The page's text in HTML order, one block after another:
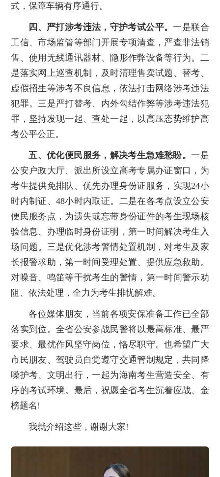
式，保障车辆有序通行。
四、严打涉考违法，守护考试公平。一是联合
工信、市场监管等部门开展专项清查，严查非法销
售、使用无线通讯器材、隐形作弊设备等行为。二
是落实网上巡查机制，及时清理售卖试题、替考、
虚假招生等涉考不良信息，依法打击网络涉考违法
犯罪。三是严打替考、内外勾结作弊等涉考违法犯
罪，坚持发现一起、查处一起，以高压态势维护高
考公平公正。
五、优化便民服务，解决考生急难愁盼。一是
公安户政大厅、派出所设立高考专属办证窗口，为
考生提供免排队、优先办理身份证服务，实现24小
时内制证、48小时内取证。二是在各考点设立公安
便民服务点，为遗失或忘带身份证件的考生现场核
验信息、办理临时身份证明，第一时间解决考生入
场问题。三是优化涉考警情处置机制，对考生及家
长报警求助，第一时间受理处置、提供应急救助。
对噪音、鸣笛等干扰考生的警情，第一时间警示劝
阻、依法处理，全力为考生排忧解难。
各位媒体朋友，当前各项安保准备工作已全部
落实到位。全省公安参战民警将以最高标准、最严
要求、最优作风坚守岗位，恪尽职守。也希望广大
市民朋友、驾驶员自觉遵守交通管制规定，共同降
噪护考、文明出行，一起为海南考生营造安全、有
序的考试环境。最后，祝愿全省考生沉着应战、金
榜题名!
我就介绍这些，谢谢大家!